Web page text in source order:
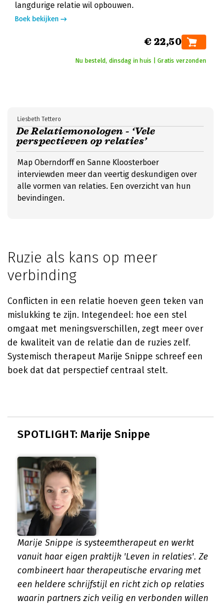
langdurige relatie wil opbouwen.
Boek bekijken
€ 22,50
Nu besteld, dinsdag in huis | Gratis verzonden
De Relatiemonologen - ‘Vele
perspectieven op relaties’
Liesbeth Tettero
Map Oberndorff en Sanne Kloosterboer
interviewden meer dan veertig deskundigen over
alle vormen van relaties. Een overzicht van hun
bevindingen.
Ruzie als kans op meer
verbinding
Conflicten in een relatie hoeven geen teken van
mislukking te zijn. Integendeel: hoe een stel
omgaat met meningsverschillen, zegt meer over
de kwaliteit van de relatie dan de ruzies zelf.
Systemisch therapeut Marije Snippe schreef een
boek dat dat perspectief centraal stelt.
SPOTLIGHT: Marije Snippe
Marije Snippe is systeemtherapeut en werkt
vanuit haar eigen praktijk 'Leven in relaties'. Ze
combineert haar therapeutische ervaring met
een heldere schrijfstijl en richt zich op relaties
waarin partners zich veilig en verbonden willen